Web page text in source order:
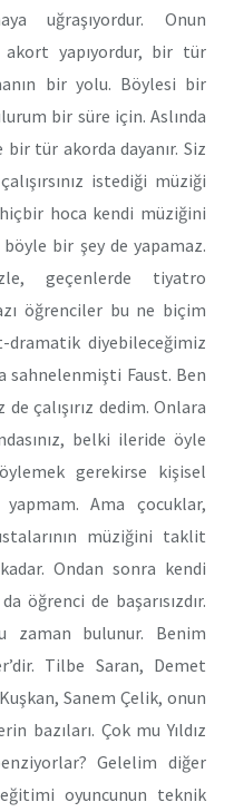
uğraşıyordur. Onun
yapıyordur, bir tür
bir yolu. Böylesi bir
bir süre için. Aslında
tür akorda dayanır. Siz
istediği müziği
hoca kendi müziğini
bir şey de yapamaz.
geçenlerde tiyatro
öğrenciler bu ne biçim
diyebileceğimiz
sahnelenmişti Faust. Ben
de çalışırız dedim. Onlara
belki ileride öyle
gerekirse kişisel
Ama çocuklar,
müziğini taklit
Ondan sonra kendi
öğrenci de başarısızdır.
zaman bulunur. Benim
Tilbe Saran, Demet
Sanem Çelik, onun
bazıları. Çok mu Yıldız
Gelelim diğer
oyuncunun teknik